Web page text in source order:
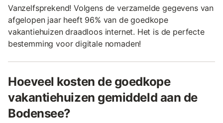
Vanzelfsprekend! Volgens de verzamelde gegevens van
afgelopen jaar heeft 96% van de goedkope
vakantiehuizen draadloos internet. Het is de perfecte
bestemming voor digitale nomaden!
Hoeveel kosten de goedkope
vakantiehuizen gemiddeld aan de
Bodensee?